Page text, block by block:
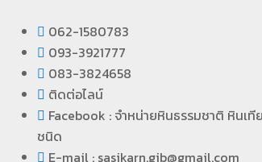
062-1580783
093-3921777
083-3824658
ติดต่อไลน์
Facebook : จำหน่ายหินธรรมชาติ หินเ
ชนิด
E-mail : sasikarn.gib@gmail.com